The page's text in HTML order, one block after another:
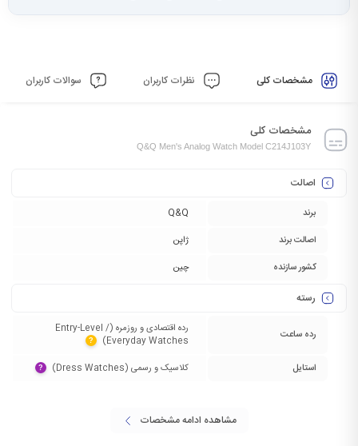
مشخصات کلی نظرات کاربران سوالات کاربران
مشخصات کلی
Q&Q Men's Analog Watch Model C214J103Y
اصالت
برند
Q&Q
اصالت برند
ژاپن
کشور سازنده
چین
رسته
رده ساعت
رده اقتصادی و روزمره (Entry-Level /
Everyday Watches)‏
?
استایل کلاسیک و رسمی (Dress Watches)‏ ?
مشاهده ادامه مشخصات